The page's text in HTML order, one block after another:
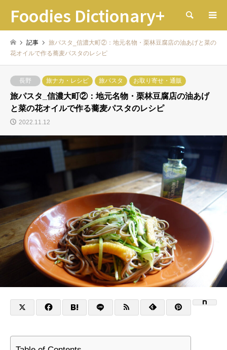
Foodies Dictionary+ 検索
記事
旅パスタ_信濃大町②：地元名物・栗林豆腐店の油あげと菜の
花オイルで作る蕎麦パスタのレシピ
長野 旅ナカ・レシピ 旅パスタ お取り寄せ・通販
旅パスタ_信濃大町②：地元名物・栗林豆腐店の油あげ
と菜の花オイルで作る蕎麦パスタのレシピ
2022.11.12